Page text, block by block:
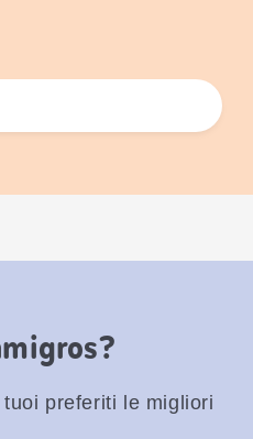
preferiti le migliori